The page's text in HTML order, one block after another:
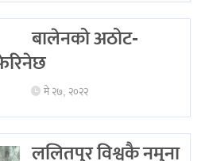
बालेनको अठोट-
मे २७, २०२२
ललितपुर विश्वकै नमुना